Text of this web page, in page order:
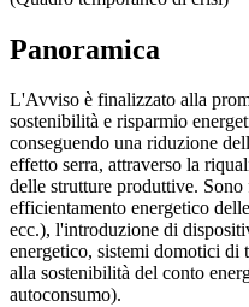
Panoramica
L'Avviso è finalizzato alla
sostenibilità e risparmio
conseguendo una riduzione
effetto serra, attraverso la
delle strutture produttive.
efficientamento energetico
ecc.), l'introduzione di
energetico, sistemi domotici
alla sostenibilità del conto
autoconsumo).